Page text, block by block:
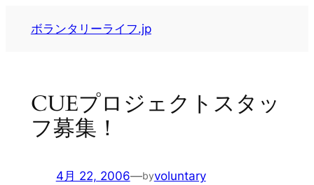
ボランタリーライフ.jp
CUEプロジェクトスタッ
フ募集！
4月 22, 2006—byvoluntary